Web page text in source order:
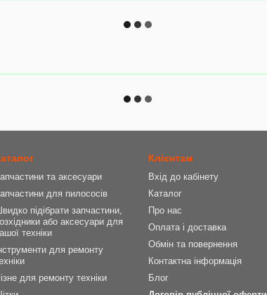
та аксесуари
для пилососів
підібрати запчастини,
або аксесуари для
техніки
для ремонту
для ремонту техніки
Клієнтам
Вхід до кабінету
Каталог
Про нас
Оплата і доставка
Обмін та повернення
Контактна інформація
Блог